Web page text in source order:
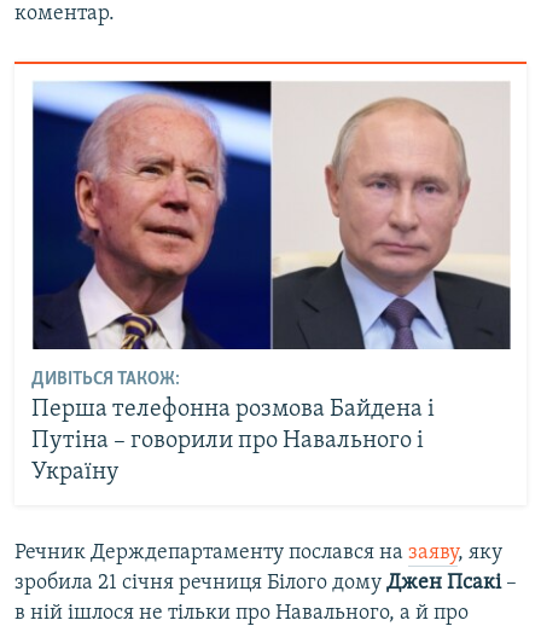
коментар.
ДИВІТЬСЯ ТАКОЖ:
Перша телефонна розмова Байдена і
Путіна – говорили про Навального і
Україну
Речник Держдепартаменту послався на заяву, яку
зробила 21 січня речниця Білого дому Джен Псакі–
в ній ішлося не тільки про Навального, а й про